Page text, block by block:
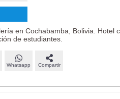
en Cochabamba, Bolivia. Hotel
de estudiantes.
Whatsapp Compartir